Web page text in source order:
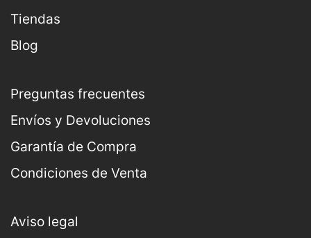
Tiendas
Blog
Preguntas frecuentes
Envíos y Devoluciones
Garantía de Compra
Condiciones de Venta
Aviso legal